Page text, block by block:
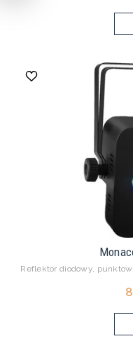
Reflektor diodowy,